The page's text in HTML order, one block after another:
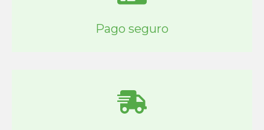
Pago seguro